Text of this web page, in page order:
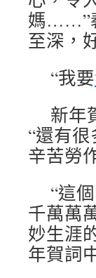
媽……”
至深，
“我要
新年
“還有
辛苦勞
“這
千萬萬
妙生涯
年賀詞